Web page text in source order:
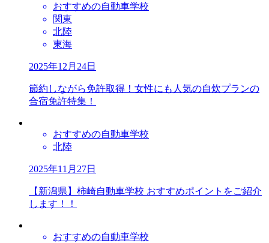
おすすめの自動車学校
関東
北陸
東海
2025年12月24日
節約しながら免許取得！女性にも人気の自炊プランの
合宿免許特集！
おすすめの自動車学校
北陸
2025年11月27日
【新潟県】柿崎自動車学校 おすすめポイントをご紹介
します！！
おすすめの自動車学校